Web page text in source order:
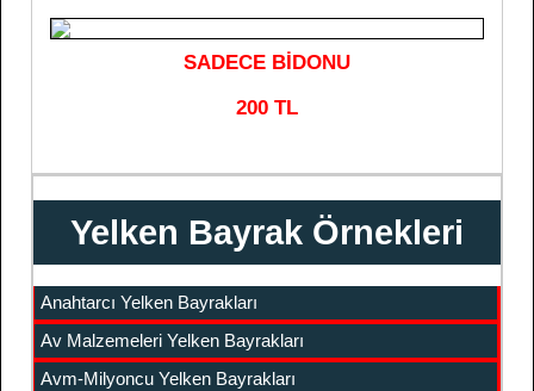
SADECE BİDONU
200 TL
Yelken Bayrak Örnekleri
Anahtarcı Yelken Bayrakları
Av Malzemeleri Yelken Bayrakları
Avm-Milyoncu Yelken Bayrakları